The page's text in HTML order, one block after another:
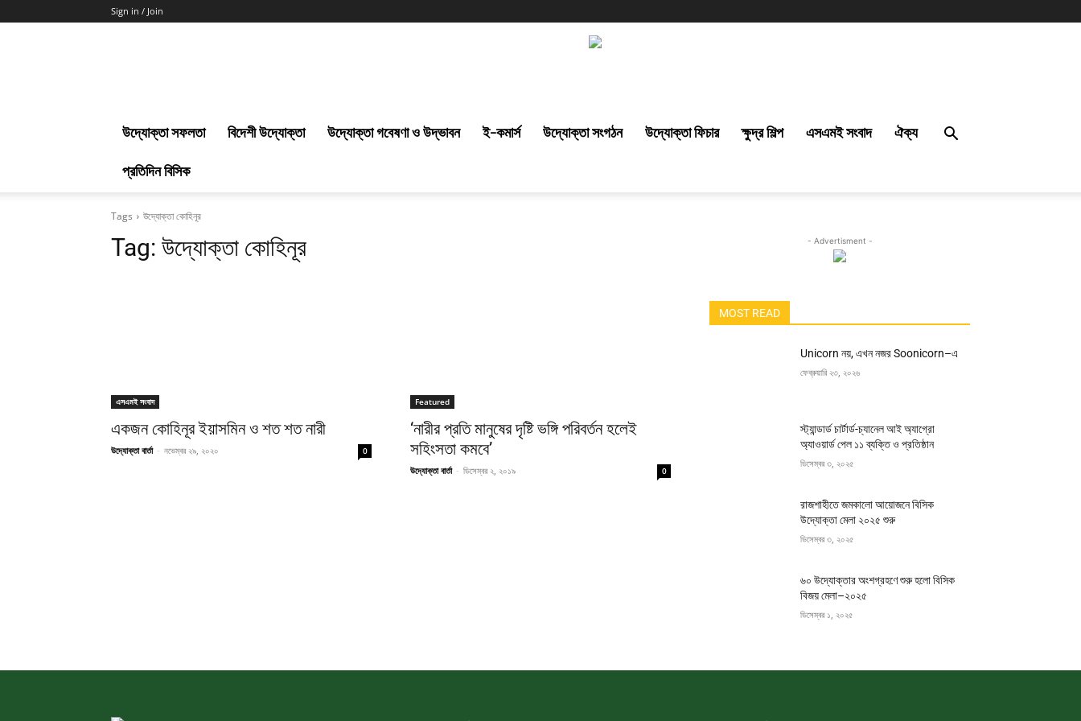
Sign in / Join
উদ্যোক্তা সফলতা বিদেশী উদ্যোক্তা উদ্যোক্তা গবেষণা ও উদ্ভাবন ই-কমার্স উদ্যোক্তা সংগঠন উদ্যোক্তা ফিচার ক্ষুদ্র শিল্প এসএমই সংবাদ ঐক্য
প্রতিদিন বিসিক
Tags উদ্যোক্তা কোহিনূর
Tag: উদ্যোক্তা কোহিনূর
এসএমই সংবাদ
একজন কোহিনূর ইয়াসমিন ও শত শত নারী
উদ্যোক্তা বার্তা - নভেম্বর ২৯, ২০২০ 0
Featured
‘নারীর প্রতি মানুষের দৃষ্টি ভঙ্গি পরিবর্তন হলেই
সহিংসতা কমবে’
উদ্যোক্তা বার্তা - ডিসেম্বর ২, ২০১৯ 0
- Advertisment -
MOST READ
Unicorn নয়, এখন নজর Soonicorn–এ
ফেব্রুয়ারি ২৩, ২০২৬
স্ট্যান্ডার্ড চার্টার্ড-চ্যানেল আই অ্যাগ্রো
অ্যাওয়ার্ড পেল ১১ ব্যক্তি ও প্রতিষ্ঠান
ডিসেম্বর ৩, ২০২৫
রাজশাহীতে জমকালো আয়োজনে বিসিক
উদ্যোক্তা মেলা ২০২৫ শুরু
ডিসেম্বর ৩, ২০২৫
৬০ উদ্যোক্তার অংশগ্রহণে শুরু হলো বিসিক
বিজয় মেলা–২০২৫
ডিসেম্বর ১, ২০২৫